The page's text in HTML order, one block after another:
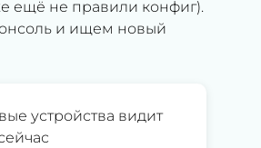
ещё не правили конфиг).
и ищем новый
устройства видит